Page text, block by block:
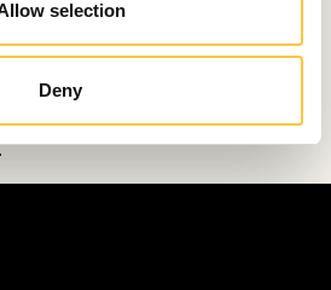
selection
Deny
30 años de MennYacht.
y el inquebrantable apoyo
igual subrayaron el éxito del
un nuevo estándar en las